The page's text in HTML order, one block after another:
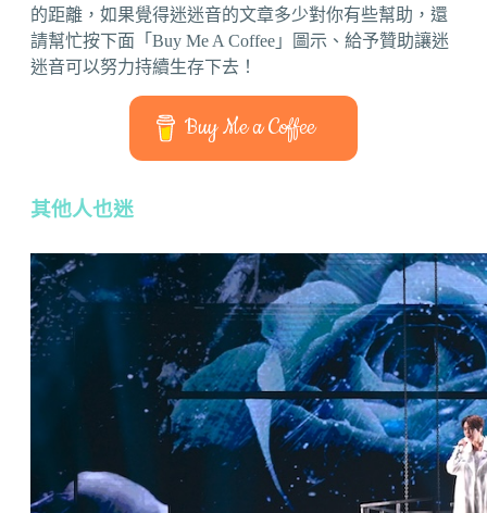
的距離，如果覺得迷迷音的文章多少對你有些幫助，還
請幫忙按下面「Buy Me A Coffee」圖示、給予贊助讓迷
迷音可以努力持續生存下去！
Buy Me a Coffee
其他人也迷